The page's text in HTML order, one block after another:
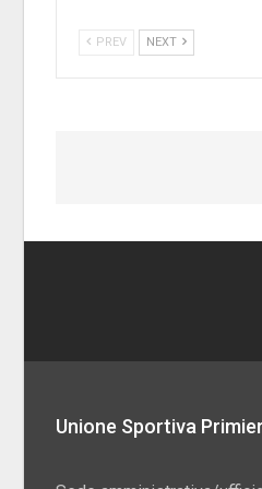
PREV NEXT
Unione Sportiva